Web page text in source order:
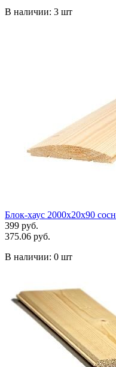
В наличии: 3 шт
Блок-хаус 2000х20х90
399 руб.
375.06 руб.
В наличии: 0 шт